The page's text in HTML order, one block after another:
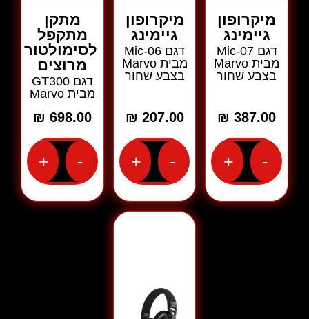
מיקרופון
גיימינג
דגם Mic-07
מבית Marvo
בצבע שחור
387.00
₪
-
כמות
של
מיקרופון
גיימינג
דגם
+
מיקרופון
גיימינג
דגם Mic-06
מבית Marvo
בצבע שחור
207.00
₪
-
כמות
של
מיקרופון
גיימינג
דגם
+
מתקן
מתקפל
לסימולטור
מרוצים
דגם GT300
מבית Marvo
698.00
₪
-
כמות
של
מתקן
מתקפל
לסימולטור
+